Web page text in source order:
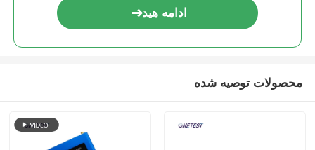
ادامه هید
محصولات توصیه شده